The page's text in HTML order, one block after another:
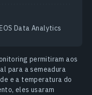
Data Analytics
permitiram aos
para a semeadura
e a temperatura do
eles usaram